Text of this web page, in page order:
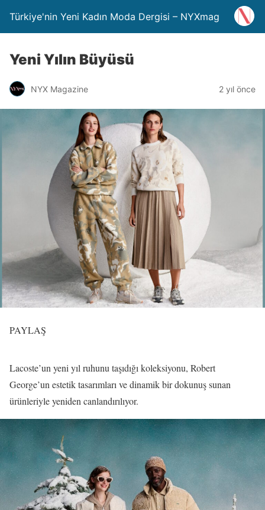
Türkiye'nin Yeni Kadın Moda Dergisi – NYXmag
Yeni Yılın Büyüsü
NYX Magazine 2 yıl önce
PAYLAŞ
Lacoste’un yeni yıl ruhunu taşıdığı koleksiyonu, Robert
George’un estetik tasarımları ve dinamik bir dokunuş sunan
ürünleriyle yeniden canlandırılıyor.